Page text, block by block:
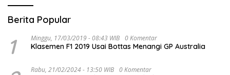
Berita Popular
1 Minggu, 17/03/2019 - 08:43 WIB 0 Komentar
Klasemen F1 2019 Usai Bottas Menangi GP Australia
Rabu, 21/02/2024 - 13:50 WIB 0 Komentar